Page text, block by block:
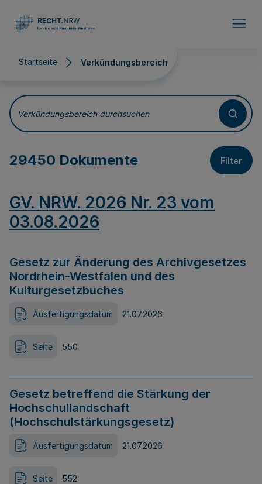
Startseite Verkündungsbereich
Verkündungsbereich
Verkündungsbereich durchsuchen
29450 Dokumente Filter
GV. NRW. 2026 Nr. 23 vom
03.08.2026
Gesetz zur Änderung des Archivgesetzes
Nordrhein-Westfalen und des
Kulturgesetzbuches
Ausfertigungsdatum 21.07.2026
Seite 550
Gesetz betreffend die Stärkung der
Hochschullandschaft
(Hochschulstärkungsgesetz)
Ausfertigungsdatum 21.07.2026
Seite 552